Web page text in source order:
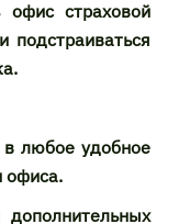
офис страховой
подстраиваться
любое удобное
офиса.